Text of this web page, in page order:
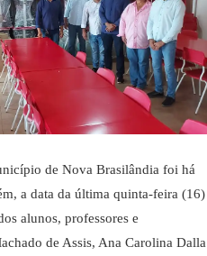
de Nova Brasilândia foi há
a data da última quinta-feira (16)
alunos, professores e
de Assis, Ana Carolina Dalla